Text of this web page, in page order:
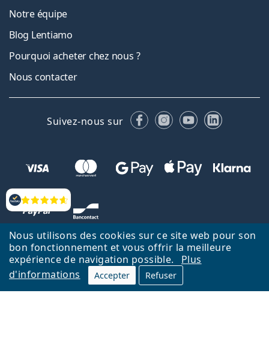
Nous utilisons des cookies sur ce site web pour son
bon fonctionnement et vous offrir la meilleure
expérience de navigation possible.
Plus
d'informations
Accepter Refuser
Évaluation
Notre équipe
Blog Lentiamo
Pourquoi acheter chez nous ?
Nous contacter
Suivez-nous sur FacebookInstagram
YouTubeLinkedIn
Retour à la page d'accueil Haut
Nederlands